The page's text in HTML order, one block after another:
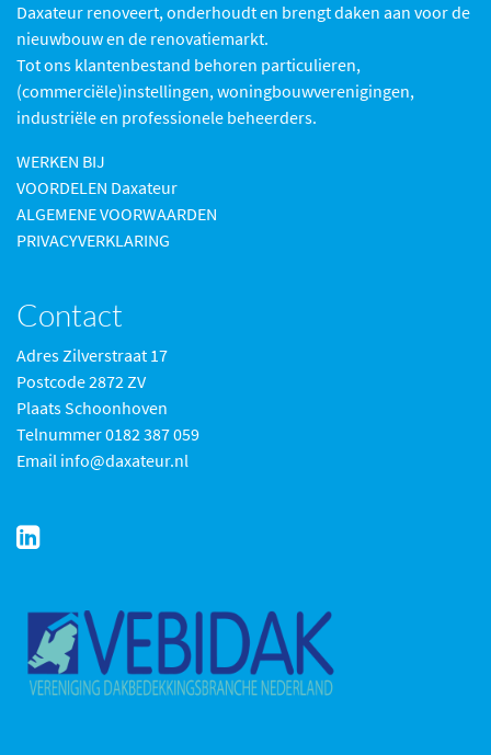
Daxateur renoveert, onderhoudt en brengt daken aan voor de
nieuwbouw en de renovatiemarkt.
Tot ons klantenbestand behoren particulieren,
(commerciële)instellingen, woningbouwverenigingen,
industriële en professionele beheerders.
WERKEN BIJ
VOORDELEN Daxateur
ALGEMENE VOORWAARDEN
PRIVACYVERKLARING
Contact
Adres Zilverstraat 17
Postcode 2872 ZV
Plaats Schoonhoven
Telnummer 0182 387 059
Email info@daxateur.nl